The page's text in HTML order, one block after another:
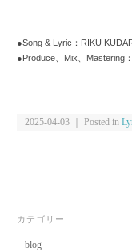
●Song & Lyric：RIKU
●Produce、Mix、Mastering
2025-04-03 ｜ Posted in
カテゴリー
blog